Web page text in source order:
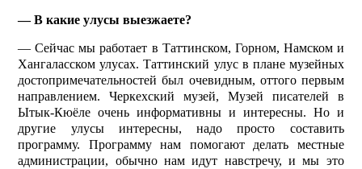
— В какие улусы выезжаете?
— Сейчас мы работает в Таттинском, Горном, Намском и
Хангаласском улусах. Таттинский улус в плане музейных
достопримечательностей был очевидным, оттого первым
направлением. Черкехский музей, Музей писателей в
Ытык-Кюёле очень информативны и интересны. Но и
другие улусы интересны, надо просто составить
программу. Программу нам помогают делать местные
администрации, обычно нам идут навстречу, и мы это